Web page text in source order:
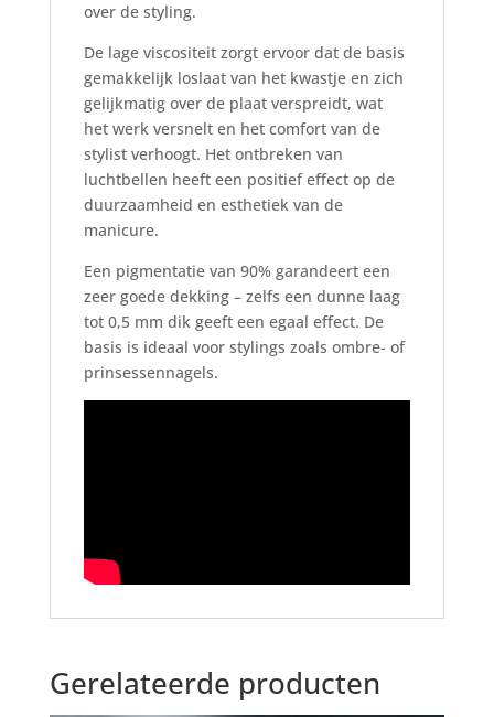
over de styling.
De lage viscositeit zorgt ervoor dat de basis
gemakkelijk loslaat van het kwastje en zich
gelijkmatig over de plaat verspreidt, wat
het werk versnelt en het comfort van de
stylist verhoogt. Het ontbreken van
luchtbellen heeft een positief effect op de
duurzaamheid en esthetiek van de
manicure.
Een pigmentatie van 90% garandeert een
zeer goede dekking – zelfs een dunne laag
tot 0,5 mm dik geeft een egaal effect. De
basis is ideaal voor stylings zoals ombre- of
prinsessennagels.
Gerelateerde producten